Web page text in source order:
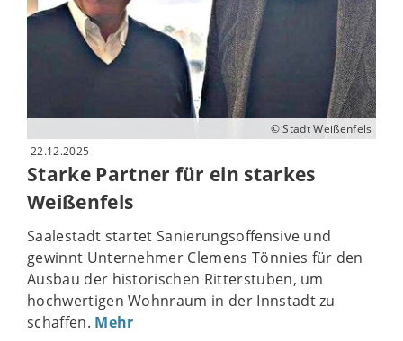
© Stadt Weißenfels
22.12.2025
Starke Partner für ein starkes
Weißenfels
Saalestadt startet Sanierungsoffensive und
gewinnt Unternehmer Clemens Tönnies für den
Ausbau der historischen Ritterstuben, um
hochwertigen Wohnraum in der Innstadt zu
schaffen. Mehr